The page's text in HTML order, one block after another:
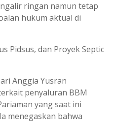
ringan namun tetap
hukum aktual di
Pidsus, dan Proyek Septic
Anggia Yusran
penyaluran BBM
yang saat ini
menegaskan bahwa